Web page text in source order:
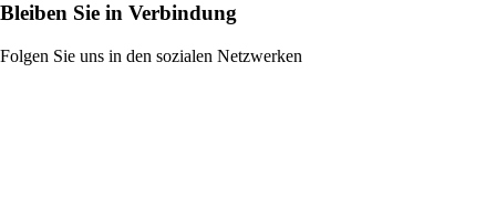
Bleiben Sie in Verbindung
Folgen Sie uns in den sozialen Netzwerken